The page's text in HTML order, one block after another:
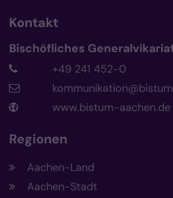
Kontakt
Bischöfliches
+49 241 452-0
www.bistum-aachen.de
Regionen
Aachen-Land
Aachen-Stadt